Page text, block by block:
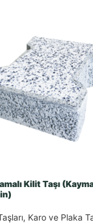
Kilit Taşı
, Karo ve Plaka